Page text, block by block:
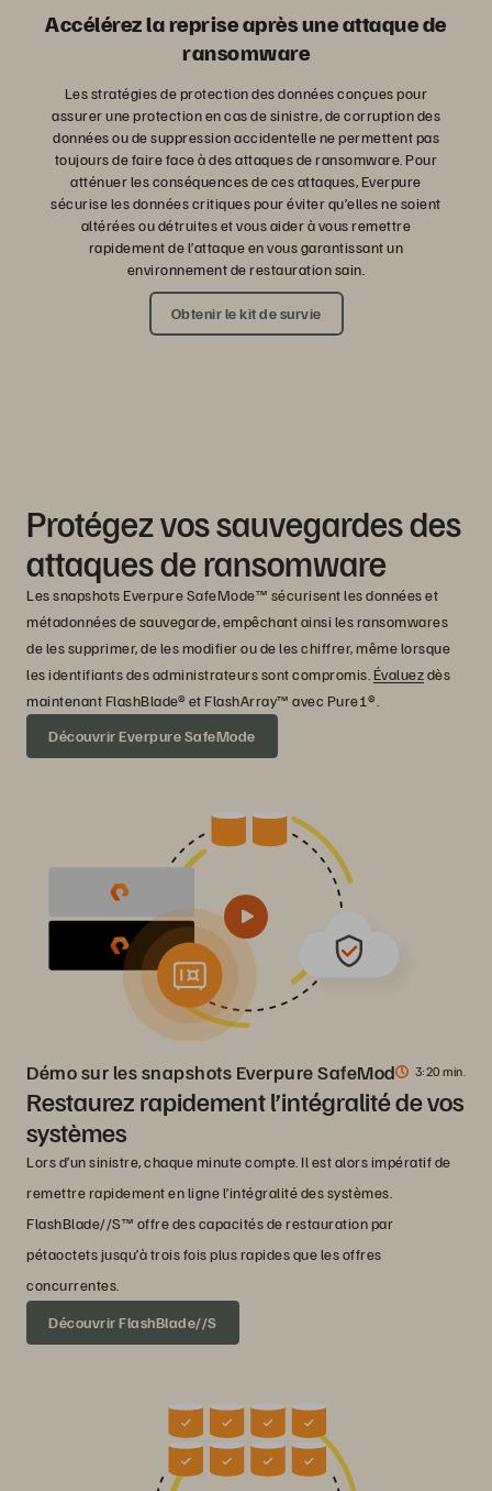
Accélérez la reprise après une attaque de
ransomware
Les stratégies de protection des données conçues pour
assurer une protection en cas de sinistre, de corruption des
données ou de suppression accidentelle ne permettent pas
toujours de faire face à des attaques de ransomware. Pour
atténuer les conséquences de ces attaques, Everpure
sécurise les données critiques pour éviter qu’elles ne soient
altérées ou détruites et vous aider à vous remettre
rapidement de l’attaque en vous garantissant un
environnement de restauration sain.
Obtenir le kit de survie
Protégez vos sauvegardes des
attaques de ransomware
Les snapshots Everpure SafeMode™ sécurisent les données et
métadonnées de sauvegarde, empêchant ainsi les ransomwares
de les supprimer, de les modifier ou de les chiffrer, même lorsque
les identifiants des administrateurs sont compromis. Évaluezdès
maintenant FlashBlade® et FlashArray™ avec Pure1®.
Découvrir Everpure SafeMode
Démo sur les snapshots Everpure SafeMode 3 20 min.
Restaurez rapidement l’intégralité de vos
systèmes
Lors d’un sinistre, chaque minute compte. Il est alors impératif de
remettre rapidement en ligne l’intégralité des systèmes.
FlashBlade//S™ offre des capacités de restauration par
pétaoctets jusqu’à trois fois plus rapides que les offres
concurrentes.
Découvrir FlashBlade//S